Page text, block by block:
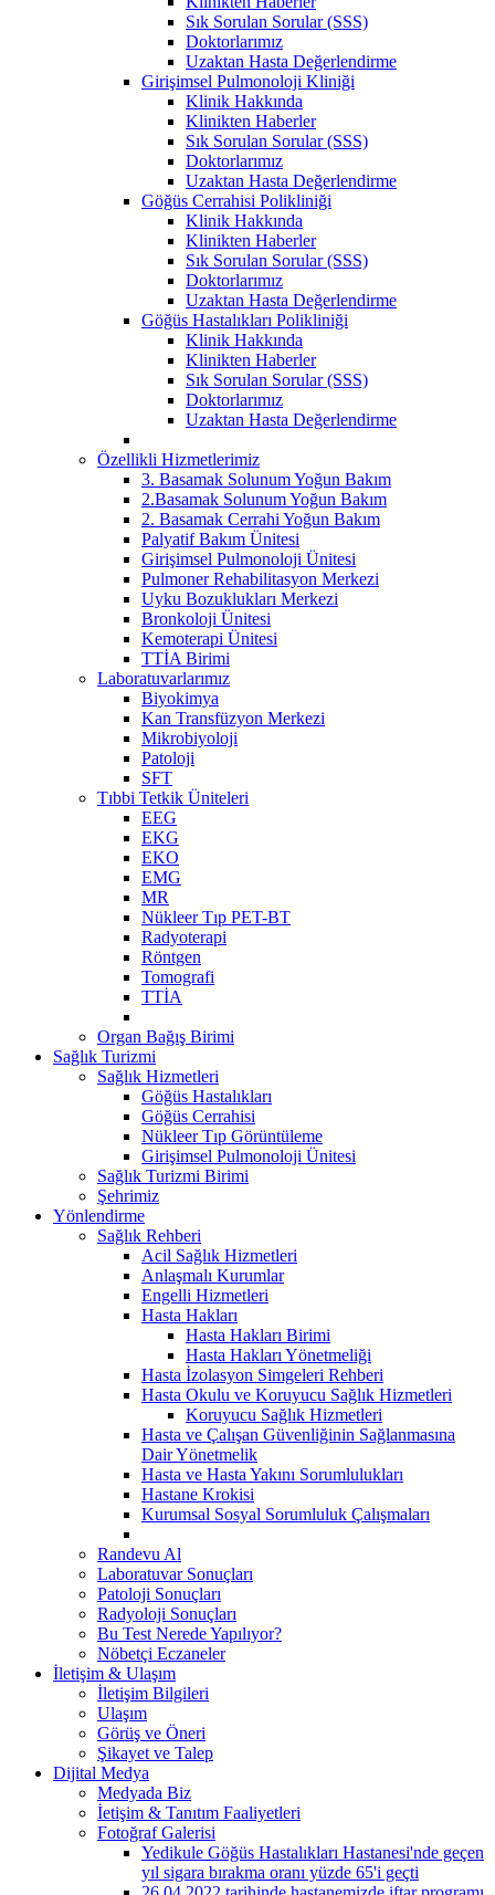
Sık Sorulan Sorular (SSS)
Doktorlarımız
Uzaktan Hasta Değerlendirme
Girişimsel Pulmonoloji Kliniği
Klinik Hakkında
Klinikten Haberler
Sık Sorulan Sorular (SSS)
Doktorlarımız
Uzaktan Hasta Değerlendirme
Göğüs Cerrahisi Polikliniği
Klinik Hakkında
Klinikten Haberler
Sık Sorulan Sorular (SSS)
Doktorlarımız
Uzaktan Hasta Değerlendirme
Göğüs Hastalıkları Polikliniği
Klinik Hakkında
Klinikten Haberler
Sık Sorulan Sorular (SSS)
Doktorlarımız
Uzaktan Hasta Değerlendirme
Özellikli Hizmetlerimiz
3. Basamak Solunum Yoğun Bakım
2.Basamak Solunum Yoğun Bakım
2. Basamak Cerrahi Yoğun Bakım
Palyatif Bakım Ünitesi
Girişimsel Pulmonoloji Ünitesi
Pulmoner Rehabilitasyon Merkezi
Uyku Bozuklukları Merkezi
Bronkoloji Ünitesi
Kemoterapi Ünitesi
TTİA Birimi
Laboratuvarlarımız
Biyokimya
Kan Transfüzyon Merkezi
Mikrobiyoloji
Patoloji
SFT
Tıbbi Tetkik Üniteleri
EEG
EKG
EKO
EMG
MR
Nükleer Tıp PET-BT
Radyoterapi
Röntgen
Tomografi
TTİA
Organ Bağış Birimi
Sağlık Turizmi
Sağlık Hizmetleri
Göğüs Hastalıkları
Göğüs Cerrahisi
Nükleer Tıp Görüntüleme
Girişimsel Pulmonoloji Ünitesi
Sağlık Turizmi Birimi
Şehrimiz
Yönlendirme
Sağlık Rehberi
Acil Sağlık Hizmetleri
Anlaşmalı Kurumlar
Engelli Hizmetleri
Hasta Hakları
Hasta Hakları Birimi
Hasta Hakları Yönetmeliği
Hasta İzolasyon Simgeleri Rehberi
Hasta Okulu ve Koruyucu Sağlık Hizmetleri
Koruyucu Sağlık Hizmetleri
Hasta ve Çalışan Güvenliğinin Sağlanmasına
Dair Yönetmelik
Hasta ve Hasta Yakını Sorumlulukları
Hastane Krokisi
Kurumsal Sosyal Sorumluluk Çalışmaları
Randevu Al
Laboratuvar Sonuçları
Patoloji Sonuçları
Radyoloji Sonuçları
Bu Test Nerede Yapılıyor?
Nöbetçi Eczaneler
İletişim & Ulaşım
İletişim Bilgileri
Ulaşım
Görüş ve Öneri
Şikayet ve Talep
Dijital Medya
Medyada Biz
İetişim & Tanıtım Faaliyetleri
Fotoğraf Galerisi
Yedikule Göğüs Hastalıkları Hastanesi'nde geçen
yıl sigara bırakma oranı yüzde 65'i geçti